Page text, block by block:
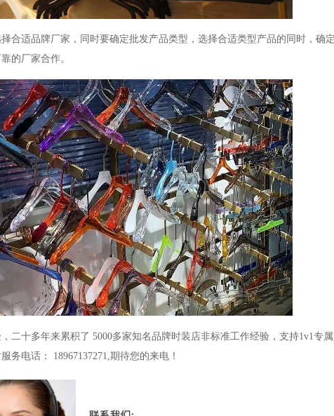
合适品牌厂家，同时要确定批发产品类型，选择合适类型产品的同时，确
的厂家合作。
二十多年来累积了 5000多家知名品牌时装店非标准工作经验，支持1v1专
务电话： 18967137271,期待您的来电！